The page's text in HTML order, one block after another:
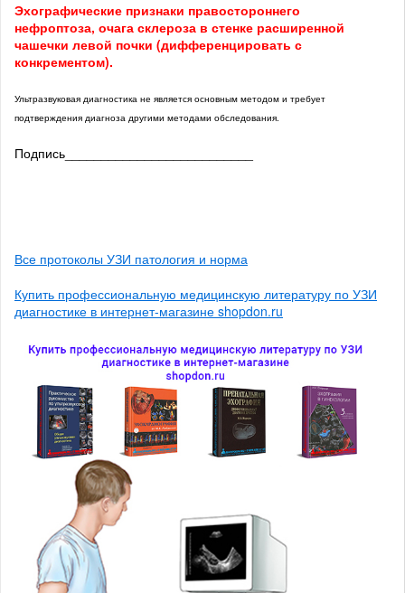
Эхографические признаки правостороннего
нефроптоза, очага склероза в стенке расширенной
чашечки левой почки (дифференцировать с
конкрементом).
Ультразвуковая диагностика не является основным методом и требует
подтверждения диагноза другими методами обследования.
Подпись__________________________
Все протоколы УЗИ патология и норма
Купить профессиональную медицинскую литературу по УЗИ
диагностике в интернет-магазине shopdon.ru